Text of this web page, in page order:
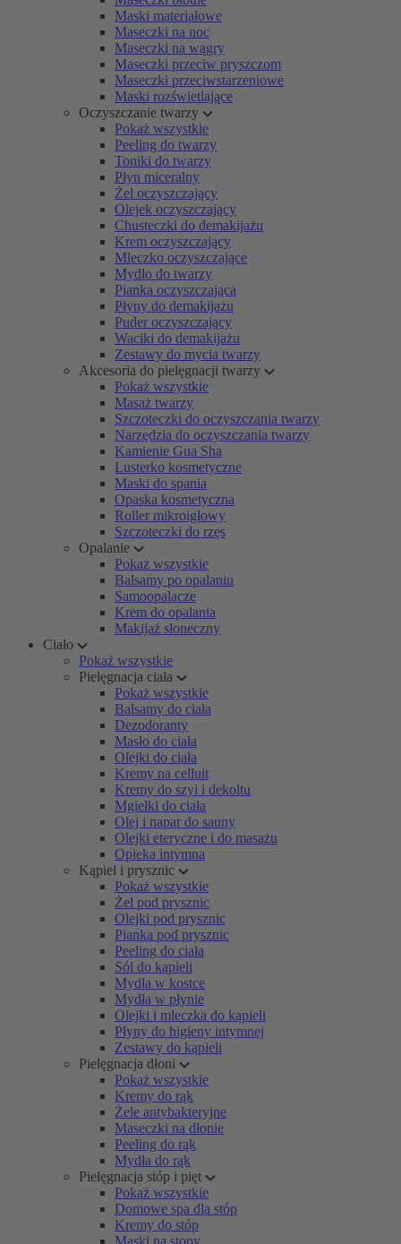
Maski materiałowe
Maseczki na noc
Maseczki na wągry
Maseczki przeciw pryszczom
Maseczki przeciwstarzeniowe
Maski rozświetlające
Oczyszczanie twarzy
Pokaż wszystkie
Peeling do twarzy
Toniki do twarzy
Płyn miceralny
Żel oczyszczający
Olejek oczyszczający
Chusteczki do demakijażu
Krem oczyszczający
Mleczko oczyszczające
Mydło do twarzy
Pianka oczyszczająca
Płyny do demakijażu
Puder oczyszczający
Waciki do demakijażu
Zestawy do mycia twarzy
Akcesoria do pielęgnacji twarzy
Pokaż wszystkie
Masaż twarzy
Szczoteczki do oczyszczania twarzy
Narzędzia do oczyszczania twarzy
Kamienie Gua Sha
Lusterko kosmetyczne
Maski do spania
Opaska kosmetyczna
Roller mikroigłowy
Szczoteczki do rzęs
Opalanie
Pokaż wszystkie
Balsamy po opalaniu
Samoopalacze
Krem do opalania
Makijaż słoneczny
Ciało
Pokaż wszystkie
Pielęgnacja ciała
Pokaż wszystkie
Balsamy do ciała
Dezodoranty
Masło do ciała
Olejki do ciała
Kremy na celluit
Kremy do szyi i dekoltu
Mgiełki do ciała
Olej i napar do sauny
Olejki eteryczne i do masażu
Opieka intymna
Kąpiel i prysznic
Pokaż wszystkie
Żel pod prysznic
Olejki pod prysznic
Pianka pod prysznic
Peeling do ciała
Sól do kąpieli
Mydła w kostce
Mydła w płynie
Olejki i mleczka do kąpieli
Płyny do higieny intymnej
Zestawy do kąpieli
Pielęgnacja dłoni
Pokaż wszystkie
Kremy do rąk
Żele antybakteryjne
Maseczki na dłonie
Peeling do rąk
Mydła do rąk
Pielęgnacja stóp i pięt
Pokaż wszystkie
Domowe spa dla stóp
Kremy do stóp
Maski na stopy